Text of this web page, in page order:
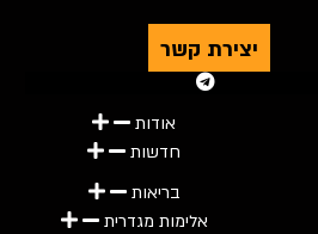
יצירת קשר
אודות
חדשות
בריאות
אלימות מגדרית